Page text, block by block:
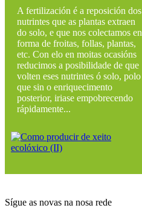
A fertilización é a reposición dos
nutrintes que as plantas extraen
do solo, e que nos colectamos en
forma de froitas, follas, plantas,
etc. Con elo en moitas ocasións
reducimos a posibilidade de que
volten eses nutrintes ó solo, polo
que sin o enriquecimento
posterior, iriase empobrecendo
rápidamente...
Sígue as novas na nosa rede